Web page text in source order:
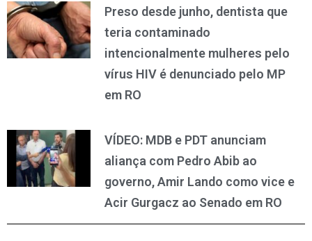
Preso desde junho, dentista que
teria contaminado
intencionalmente mulheres pelo
vírus HIV é denunciado pelo MP
em RO
VÍDEO: MDB e PDT anunciam
aliança com Pedro Abib ao
governo, Amir Lando como vice e
Acir Gurgacz ao Senado em RO